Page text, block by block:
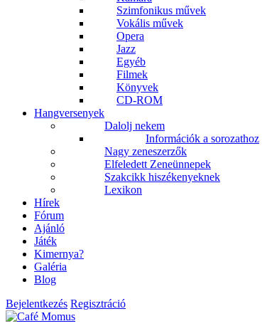
Szimfonikus művek
Vokális művek
Opera
Jazz
Egyéb
Filmek
Könyvek
CD-ROM
Hangversenyek
Dalolj nekem
Információk a sorozathoz
Nagy zeneszerzők
Elfeledett Zeneünnepek
Szakcikk hiszékenyeknek
Lexikon
Hírek
Fórum
Ajánló
Játék
Kimernya?
Galéria
Blog
Bejelentkezés Regisztráció